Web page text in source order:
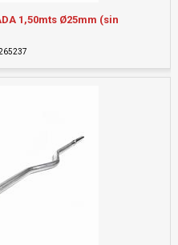
1,50mts Ø25mm (sin